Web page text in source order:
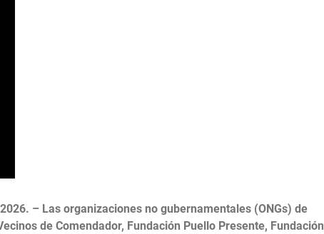
– Las organizaciones no gubernamentales (ONGs) de
de Comendador, Fundación Puello Presente, Fundación